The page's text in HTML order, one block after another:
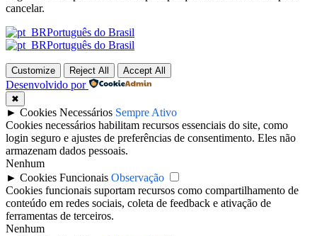
cancelar.
Português do Brasil
Português do Brasil
Customize Reject All Accept All
Desenvolvido por
✖
► Cookies Necessários Sempre Ativo
Cookies necessários habilitam recursos essenciais do site, como
login seguro e ajustes de preferências de consentimento. Eles não
armazenam dados pessoais.
Nenhum
► Cookies Funcionais Observação
Cookies funcionais suportam recursos como compartilhamento de
conteúdo em redes sociais, coleta de feedback e ativação de
ferramentas de terceiros.
Nenhum